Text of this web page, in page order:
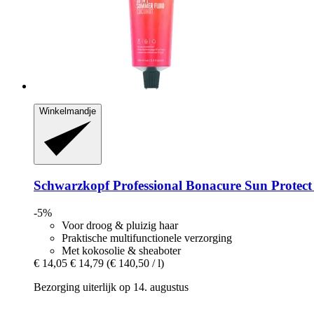
Winkelmandje
Schwarzkopf Professional Bonacure Sun
-5%
Voor droog & pluizig haar
Praktische multifunctionele verzorging
Met kokosolie & sheaboter
€ 14,05 € 14,79 (€ 140,50 / l)
Bezorging uiterlijk op 14. augustus